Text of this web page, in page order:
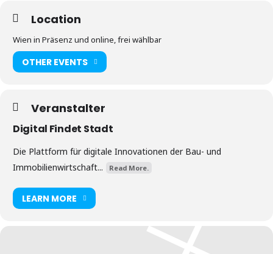
Location
Wien in Präsenz und online, frei wählbar
OTHER EVENTS
Veranstalter
Digital Findet Stadt
Die Plattform für digitale Innovationen der Bau- und
Immobilienwirtschaft...
Read More.
LEARN MORE